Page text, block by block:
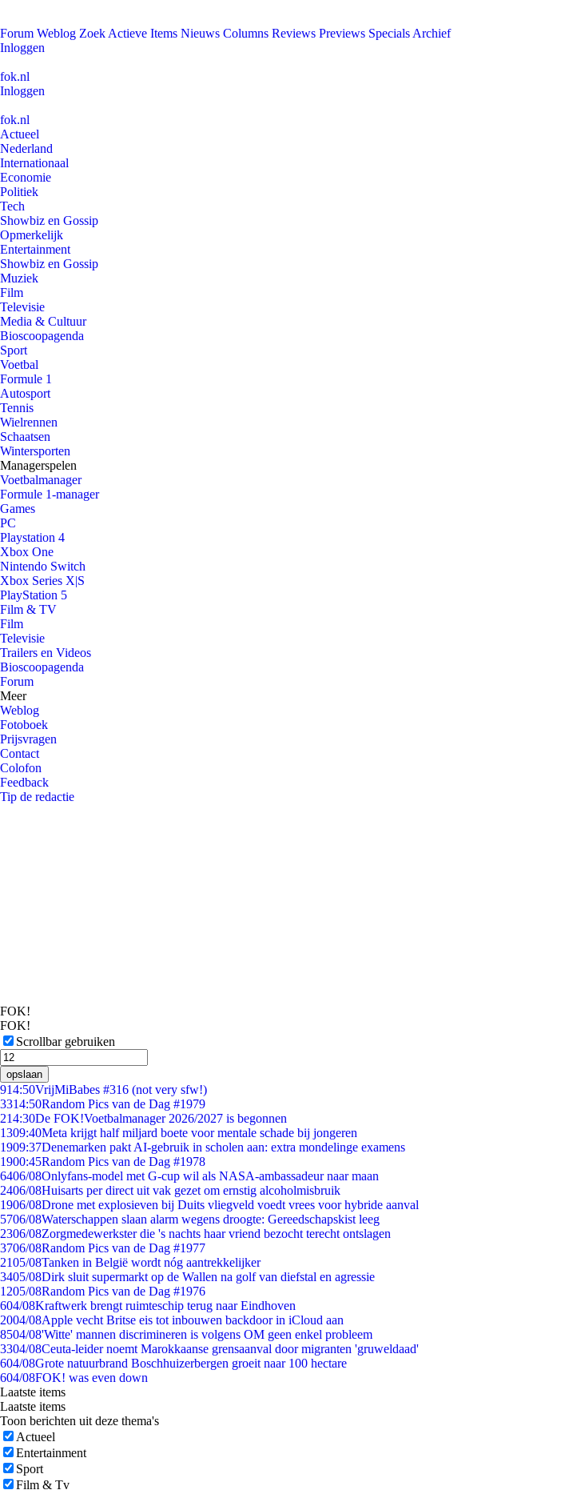
Forum Weblog Zoek Actieve Items Nieuws Columns Reviews Previews Specials Archief
Inloggen
fok.nl
Inloggen
fok.nl
Actueel
Nederland
Internationaal
Economie
Politiek
Tech
Showbiz en Gossip
Opmerkelijk
Entertainment
Showbiz en Gossip
Muziek
Film
Televisie
Media & Cultuur
Bioscoopagenda
Sport
Voetbal
Formule 1
Autosport
Tennis
Wielrennen
Schaatsen
Wintersporten
Managerspelen
Voetbalmanager
Formule 1-manager
Games
PC
Playstation 4
Xbox One
Nintendo Switch
Xbox Series X|S
PlayStation 5
Film & TV
Film
Televisie
Trailers en Videos
Bioscoopagenda
Forum
Meer
Weblog
Fotoboek
Prijsvragen
Contact
Colofon
Feedback
Tip de redactie
FOK!
FOK!
Scrollbar gebruiken
opslaan
914:50VrijMiBabes #316 (not very sfw!)
3314:50Random Pics van de Dag #1979
214:30De FOK!Voetbalmanager 2026/2027 is begonnen
1309:40Meta krijgt half miljard boete voor mentale schade bij jongeren
1909:37Denemarken pakt AI-gebruik in scholen aan: extra mondelinge examens
1900:45Random Pics van de Dag #1978
6406/08Onlyfans-model met G-cup wil als NASA-ambassadeur naar maan
2406/08Huisarts per direct uit vak gezet om ernstig alcoholmisbruik
1906/08Drone met explosieven bij Duits vliegveld voedt vrees voor hybride aanval
5706/08Waterschappen slaan alarm wegens droogte: Gereedschapskist leeg
2306/08Zorgmedewerkster die 's nachts haar vriend bezocht terecht ontslagen
3706/08Random Pics van de Dag #1977
2105/08Tanken in België wordt nóg aantrekkelijker
3405/08Dirk sluit supermarkt op de Wallen na golf van diefstal en agressie
1205/08Random Pics van de Dag #1976
604/08Kraftwerk brengt ruimteschip terug naar Eindhoven
2004/08Apple vecht Britse eis tot inbouwen backdoor in iCloud aan
8504/08'Witte' mannen discrimineren is volgens OM geen enkel probleem
3304/08Ceuta-leider noemt Marokkaanse grensaanval door migranten 'gruweldaad'
604/08Grote natuurbrand Boschhuizerbergen groeit naar 100 hectare
604/08FOK! was even down
Laatste items
Laatste items
Toon berichten uit deze thema's
Actueel
Entertainment
Sport
Film & Tv